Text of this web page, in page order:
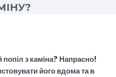
з каміна? Напрасно!
його вдома та в